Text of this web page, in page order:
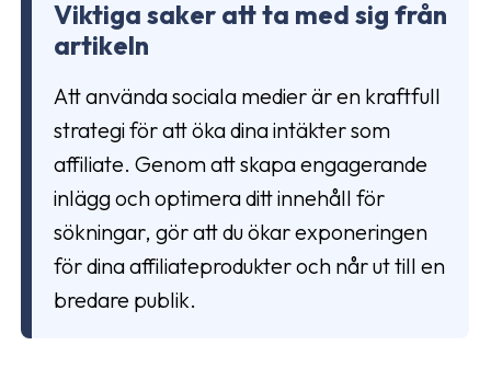
Viktiga saker att ta med sig från
artikeln
Att använda sociala medier är en kraftfull
strategi för att öka dina intäkter som
affiliate. Genom att skapa engagerande
inlägg och optimera ditt innehåll för
sökningar, gör att du ökar exponeringen
för dina affiliateprodukter och når ut till en
bredare publik.